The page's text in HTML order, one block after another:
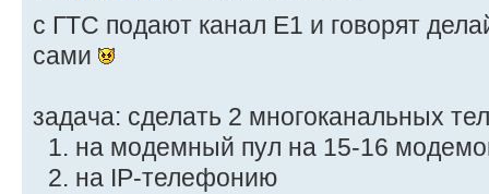
с ГТС подают канал Е1 и говорят
сами
задача: сделать 2 многоканальных
на модемный пул на 15-16
на IP-телефонию